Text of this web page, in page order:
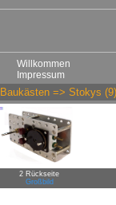
Willkommen
Impressum
Baukästen => Stokys (9)
2 Rückseite
Großbild